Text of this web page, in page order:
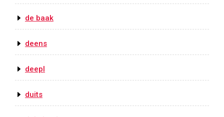
de baak
deens
deepl
duits